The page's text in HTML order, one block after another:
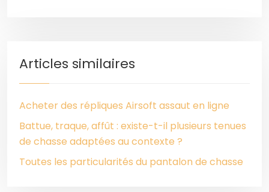
Articles similaires
Acheter des répliques Airsoft assaut en ligne
Battue, traque, affût : existe-t-il plusieurs tenues
de chasse adaptées au contexte ?
Toutes les particularités du pantalon de chasse